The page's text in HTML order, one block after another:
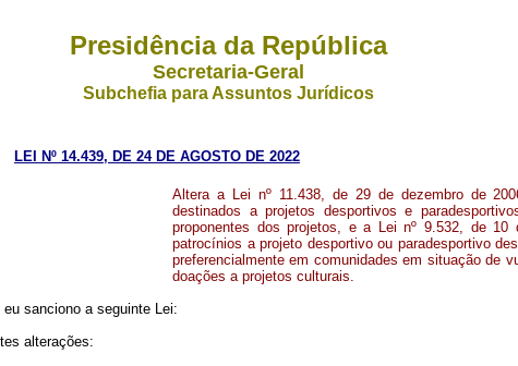
Presidência da República
Secretaria-Geral
Subchefia para Assuntos Jurídicos
LEI Nº 14.439, DE 24 DE AGOSTO DE 2022
Altera a Lei nº 11.438, de 29 de dezembro de
destinados a projetos desportivos e
proponentes dos projetos, e a Lei nº 9.532, de
patrocínios a projeto desportivo ou paradesportivo
preferencialmente em comunidades em situação de
doações a projetos culturais.
sanciono a seguinte Lei:
alterações: